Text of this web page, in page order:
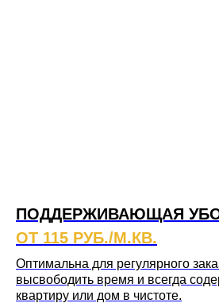
ПОДДЕРЖИВАЮЩАЯ
ОТ 115 РУБ./М.КВ.
Оптимальна для регулярного
высвободить время и всегда
квартиру или дом в чистоте.